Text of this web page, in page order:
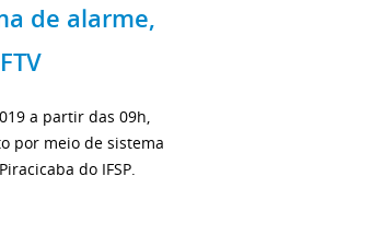
de alarme,
a partir das 09h,
por meio de sistema
do IFSP.